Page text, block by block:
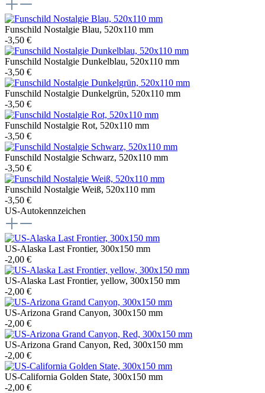
Funschild Nostalgie Blau, 520x110 mm
-3,50 €
Funschild Nostalgie Dunkelblau, 520x110 mm
-3,50 €
Funschild Nostalgie Dunkelgrün, 520x110 mm
-3,50 €
Funschild Nostalgie Rot, 520x110 mm
-3,50 €
Funschild Nostalgie Schwarz, 520x110 mm
-3,50 €
Funschild Nostalgie Weiß, 520x110 mm
-3,50 €
US-Autokennzeichen
US-Alaska Last Frontier, 300x150 mm
-2,00 €
US-Alaska Last Frontier, yellow, 300x150 mm
-2,00 €
US-Arizona Grand Canyon, 300x150 mm
-2,00 €
US-Arizona Grand Canyon, Red, 300x150 mm
-2,00 €
US-California Golden State, 300x150 mm
-2,00 €